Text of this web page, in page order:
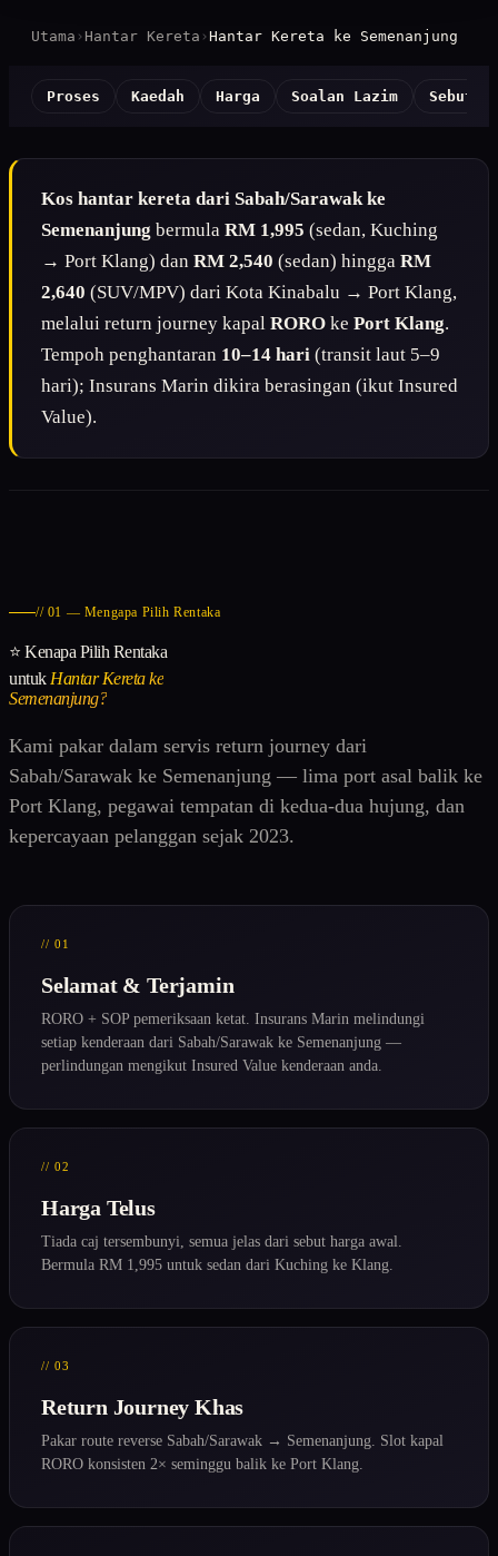
Utama › Hantar Kereta ›Hantar Kereta ke Semenanjung
Proses Kaedah Harga Soalan Lazim Sebut
Kos hantar kereta dari Sabah/Sarawak ke
Semenanjung bermula RM 1,995 (sedan, Kuching
→ Port Klang) dan RM 2,540 (sedan) hingga RM
2,640 (SUV/MPV) dari Kota Kinabalu → Port Klang,
melalui return journey kapal RORO ke Port Klang.
Tempoh penghantaran 10–14 hari (transit laut 5–9
hari); Insurans Marin dikira berasingan (ikut Insured
Value).
// 01 — Mengapa Pilih Rentaka
⭐ Kenapa Pilih Rentaka
untuk Hantar Kereta ke
Semenanjung?
Kami pakar dalam servis return journey dari
Sabah/Sarawak ke Semenanjung — lima port asal balik ke
Port Klang, pegawai tempatan di kedua-dua hujung, dan
kepercayaan pelanggan sejak 2023.
// 01
Selamat & Terjamin
RORO + SOP pemeriksaan ketat. Insurans Marin melindungi
setiap kenderaan dari Sabah/Sarawak ke Semenanjung —
perlindungan mengikut Insured Value kenderaan anda.
// 02
Harga Telus
Tiada caj tersembunyi, semua jelas dari sebut harga awal.
Bermula RM 1,995 untuk sedan dari Kuching ke Klang.
// 03
Return Journey Khas
Pakar route reverse Sabah/Sarawak → Semenanjung. Slot kapal
RORO konsisten 2× seminggu balik ke Port Klang.